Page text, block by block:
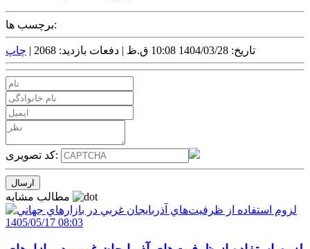
برچسب ها:
تاریخ: 1404/03/28 10:08 ق.ظ | دفعات بازدید: 2068 | چاپ
کد تصویری:
1405/05/17 08:03